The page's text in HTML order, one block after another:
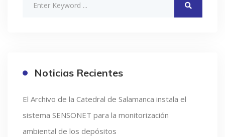
Noticias Recientes
El Archivo de la Catedral de Salamanca instala el
sistema SENSONET para la monitorización
ambiental de los depósitos